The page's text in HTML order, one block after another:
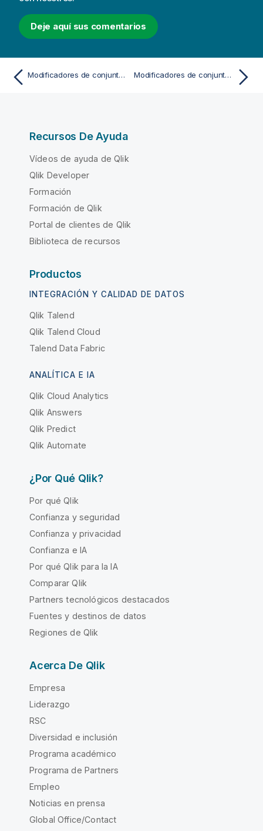
Deje aquí sus comentarios
Modificadores de conjunto con operadores de conjunto Modificadores de conjunto que utilizan funciones de conjunto
Recursos De Ayuda
Vídeos de ayuda de Qlik
Qlik Developer
Formación
Formación de Qlik
Portal de clientes de Qlik
Biblioteca de recursos
Productos
INTEGRACIÓN Y CALIDAD DE DATOS
Qlik Talend
Qlik Talend Cloud
Talend Data Fabric
ANALÍTICA E IA
Qlik Cloud Analytics
Qlik Answers
Qlik Predict
Qlik Automate
¿Por Qué Qlik?
Por qué Qlik
Confianza y seguridad
Confianza y privacidad
Confianza e IA
Por qué Qlik para la IA
Comparar Qlik
Partners tecnológicos destacados
Fuentes y destinos de datos
Regiones de Qlik
Acerca De Qlik
Empresa
Liderazgo
RSC
Diversidad e inclusión
Programa académico
Programa de Partners
Empleo
Noticias en prensa
Global Office/Contact